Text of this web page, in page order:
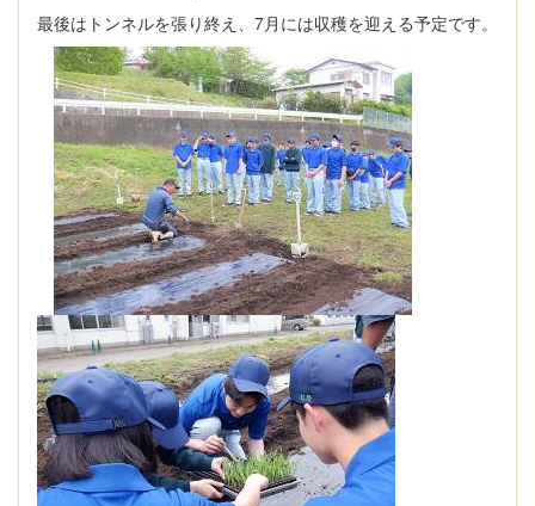
最後はトンネルを張り終え、7月には収穫を迎える予定です。